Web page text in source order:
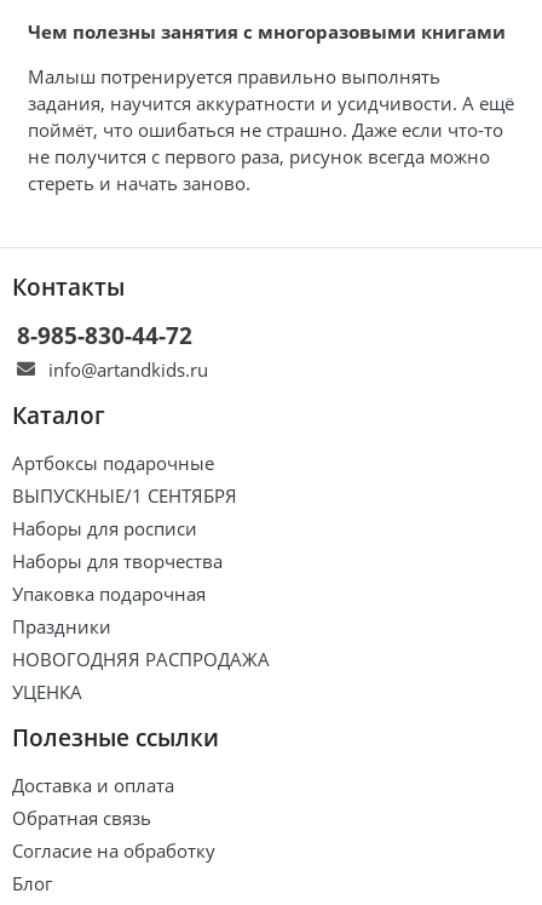
Чем полезны занятия с многоразовыми книгами
Малыш потренируется правильно выполнять
задания, научится аккуратности и усидчивости. А ещё
поймёт, что ошибаться не страшно. Даже если что-то
не получится с первого раза, рисунок всегда можно
стереть и начать заново.
Контакты
8-985-830-44-72
info@artandkids.ru
Каталог
Артбоксы подарочные
ВЫПУСКНЫЕ/1 СЕНТЯБРЯ
Наборы для росписи
Наборы для творчества
Упаковка подарочная
Праздники
НОВОГОДНЯЯ РАСПРОДАЖА
УЦЕНКА
Полезные ссылки
Доставка и оплата
Обратная связь
Согласие на обработку
Блог